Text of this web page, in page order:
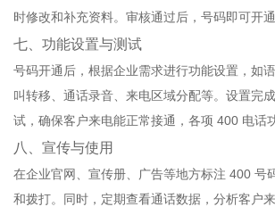
时修改和补充资料。审核通过后，号码即可开通
七、功能设置与测试
号码开通后，根据企业需求进行功能设置，如
叫转移、通话录音、来电区域分配等。设置完
试，确保客户来电能正常接通，各项 400 电话
八、宣传与使用
在企业官网、宣传册、广告等地方标注 400 号
和拨打。同时，定期查看通话数据，分析客户